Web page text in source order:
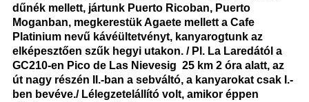
dűnék mellett, jártunk Puerto Ricoban, Puerto
Moganban, megkerestük Agaete mellett a Cafe
Platinium nevű kávéültetvényt, kanyarogtunk az
elképesztően szűk hegyi utakon. / Pl. La Laredától a
GC210-en Pico de Las Nievesig 25 km 2 óra alatt, az
út nagy részén II.-ban a sebváltó, a kanyarokat csak I.-
ben bevéve./ Lélegzetelállító volt, amikor éppen